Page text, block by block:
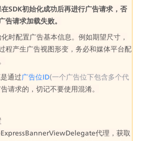
SDK初始化成功后再进行广告请求，否
告请求加载失败。
时配置广告基本信息。例如期望尺寸，
程产生广告视图形变，务必和媒体平台配
通过广告位ID(一个广告位下包含多个代
请求的，切记不要使用混淆。
代理，获取